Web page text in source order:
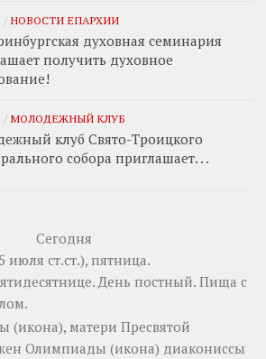
/ НОВОСТИ ЕПАРХИИ
духовная семинария
получить духовное
/ МОЛОДЕЖНЫЙ КЛУБ
клуб Свято-Троицкого
собора приглашает. . .
Сегодня
июля ст.ст.), пятница.
День постный. Пища с
(икона), матери Пресвятой
Олимпиады (икона) диакониссы